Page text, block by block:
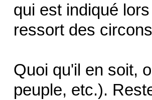
qui est indiqué
ressort des
Quoi qu'il en soit,
peuple, etc.).